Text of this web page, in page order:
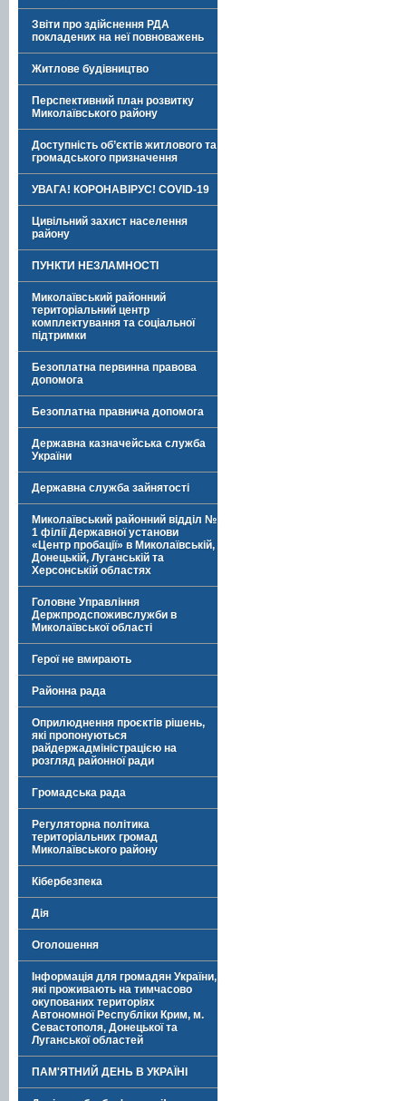
Звіти про здійснення РДА
покладених на неї повноважень
Житлове будівництво
Перспективний план розвитку
Миколаївського району
Доступність об’єктів житлового та
громадського призначення
УВАГА! КОРОНАВІРУС! COVID-19
Цивільний захист населення
району
ПУНКТИ НЕЗЛАМНОСТІ
Миколаївський районний
територіальний центр
комплектування та соціальної
підтримки
Безоплатна первинна правова
допомога
Безоплатна правнича допомога
Державна казначейська служба
України
Державна служба зайнятості
Миколаївський районний відділ №
1 філії Державної установи
«Центр пробації» в Миколаївській,
Донецькій, Луганській та
Херсонській областях
Головне Управління
Держпродспоживслужби в
Миколаївської області
Герої не вмирають
Районна рада
Оприлюднення проєктів рішень,
які пропонуються
райдержадміністрацією на
розгляд районної ради
Громадська рада
Регуляторна політика
територіальних громад
Миколаївського району
Кібербезпека
Дія
Оголошення
Інформація для громадян України,
які проживають на тимчасово
окупованих територіях
Автономної Республіки Крим, м.
Севастополя, Донецької та
Луганської областей
ПАМ'ЯТНИЙ ДЕНЬ В УКРАЇНІ